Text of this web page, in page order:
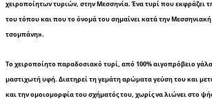
χειροποίητων τυριών, στην Μεσσηνία. Ένα τυρί που εκφράζει
του τόπου και που το όνομά του σημαίνει κατά την
τσομπάνη».
Το χειροποίητο παραδοσιακό τυρί, από 100% αιγοπρόβειο
μαστιχωτή υφή. Διατηρεί τη γεμάτη αρώματα γεύση του και
και την ομοιομορφία του σχήματός του, χωρίς να λιώνει στο